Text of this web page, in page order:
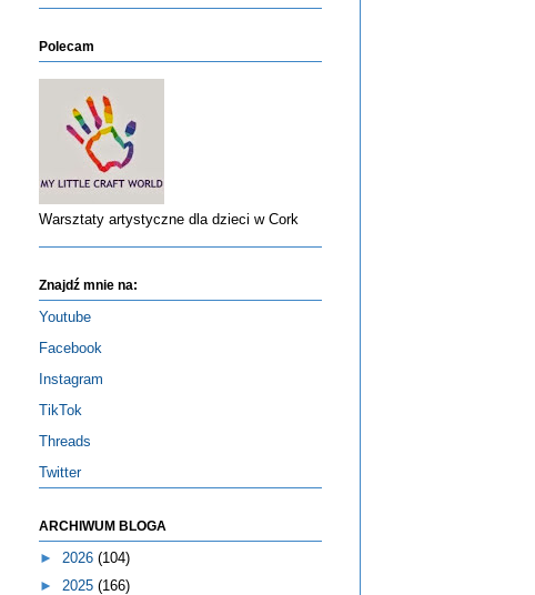
Polecam
Warsztaty artystyczne dla dzieci w Cork
Znajdź mnie na:
Youtube
Facebook
Instagram
TikTok
Threads
Twitter
ARCHIWUM BLOGA
► 2026 (104)
► 2025 (166)